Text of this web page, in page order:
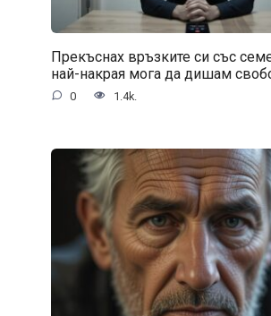
Прекъснах връзките си със
най-накрая мога да дишам
0 1.4k.